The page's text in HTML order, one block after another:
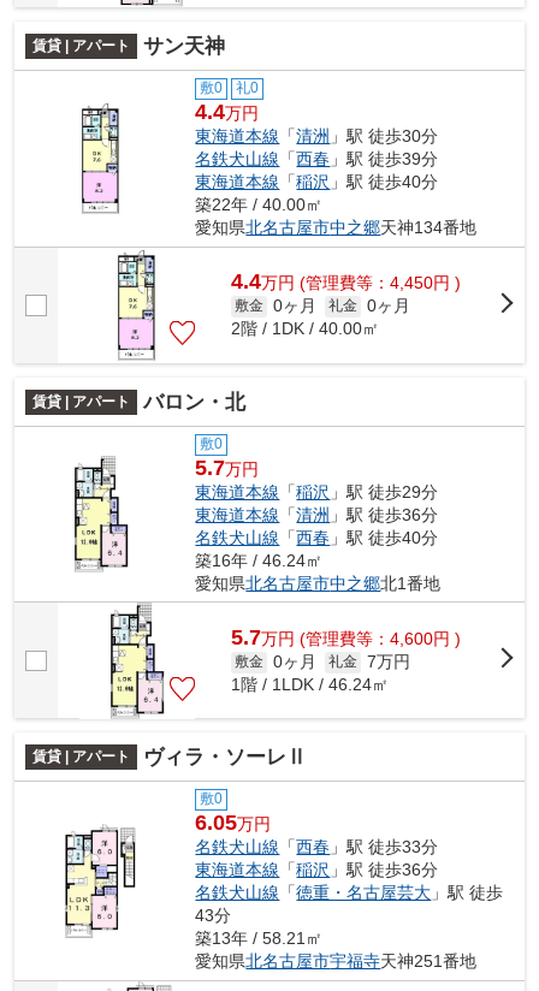
賃貸 | アパート サン天神
敷0 礼0
4.4万円
東海道本線 「清洲 」駅 徒歩30分
名鉄犬山線 「西春 」駅 徒歩39分
東海道本線 「稲沢 」駅 徒歩40分
築22年 / 40.00㎡
愛知県北名古屋市中之郷天神134番地
4.4万円 (管理費等：4,450円 )
敷金 0ヶ月 礼金 0ヶ月
2階 / 1DK / 40.00㎡
賃貸 | アパート バロン・北
敷0
5.7万円
東海道本線 「稲沢 」駅 徒歩29分
東海道本線 「清洲 」駅 徒歩36分
名鉄犬山線 「西春 」駅 徒歩40分
築16年 / 46.24㎡
愛知県北名古屋市中之郷北1番地
5.7万円 (管理費等：4,600円 )
敷金 0ヶ月 礼金 7万円
1階 / 1LDK / 46.24㎡
賃貸 | アパート ヴィラ・ソーレⅡ
敷0
6.05万円
名鉄犬山線 「西春 」駅 徒歩33分
東海道本線 「稲沢 」駅 徒歩36分
名鉄犬山線 「徳重・名古屋芸大 」駅 徒歩
43分
築13年 / 58.21㎡
愛知県北名古屋市宇福寺天神251番地